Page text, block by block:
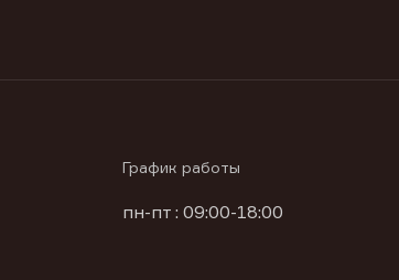
График работы
пн-пт : 09:00-18:00